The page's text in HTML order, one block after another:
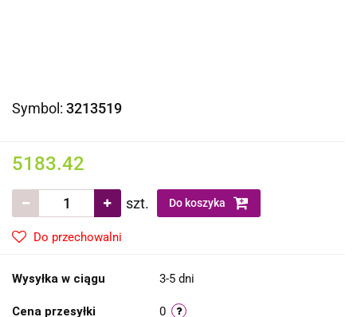
Symbol: 3213519
5183.42
szt. Do koszyka
Do przechowalni
Wysyłka w ciągu 3-5 dni
Cena przesyłki 0